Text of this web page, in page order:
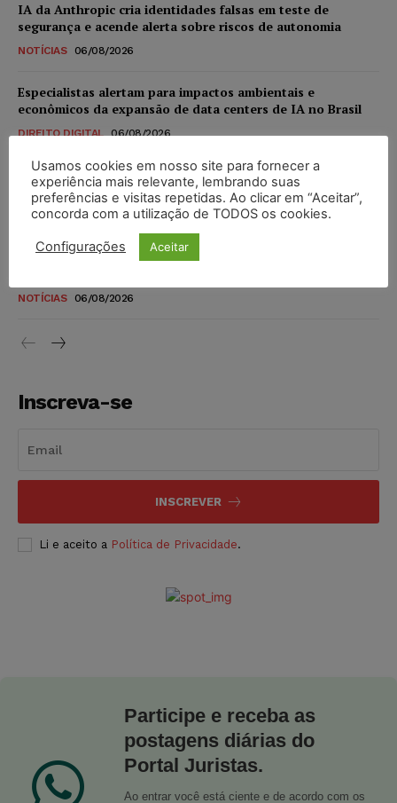
IA da Anthropic cria identidades falsas em teste de
segurança e acende alerta sobre riscos de autonomia
NOTÍCIAS 06/08/2026
Especialistas alertam para impactos ambientais e
econômicos da expansão de data centers de IA no Brasil
DIREITO DIGITAL 06/08/2026
TSE reforça que sistemas das urnas eletrônicas tornam-se
invioláveis após assinatura digital e lacração
NOTÍCIAS 06/08/2026
STF inicia julgamento sobre constitucionalidade da
NOTÍCIAS 06/08/2026
Inscreva-se
INSCREVER
Li e aceito a Política de Privacidade.
Participe e receba as
postagens diárias do
Portal Juristas.
Ao entrar você está ciente e de acordo com os
Usamos cookies em nosso site para fornecer a
experiência mais relevante, lembrando suas
preferências e visitas repetidas. Ao clicar em “Aceitar”,
concorda com a utilização de TODOS os cookies.
Configurações Aceitar